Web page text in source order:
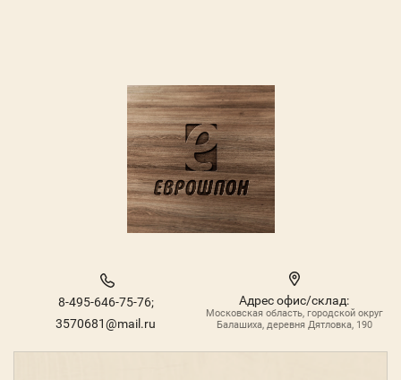
8-495-646-75-76;
3570681@mail.ru
Адрес офис/склад:
Московская область, городской округ
Балашиха, деревня Дятловка, 190